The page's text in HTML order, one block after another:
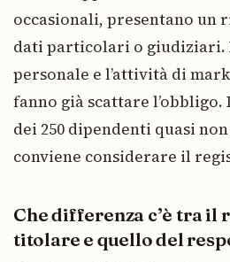
occasionali, presentano un
dati particolari o giudiziari.
personale e l’attività di
fanno già scattare
dei 250 dipendenti quasi
conviene considerare il
Che differenza c’è tra il
titolare e quello del